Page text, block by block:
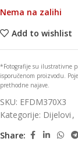
Nema na zalihi
Add to wishlist
*Fotografije su ilustrativne
isporučenom proizvodu.
prethodne najave.
SKU: EFDM370X3
Kategorije: Dijelovi ,
Share: